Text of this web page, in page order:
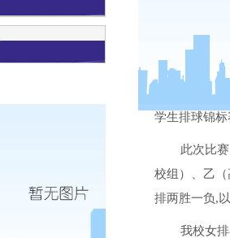
年
学生排球锦
此次比
校组）、乙
排两胜一负,
我校女